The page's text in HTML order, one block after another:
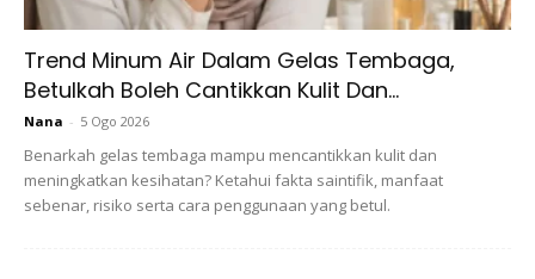
BACAAN DALAM SOLAT ZOHOR & ASAR
Trend Minum Air Dalam Gelas Tembaga,
Betulkah Boleh Cantikkan Kulit Dan...
Nana - 5 Ogo 2026
Benarkah gelas tembaga mampu mencantikkan kulit dan
meningkatkan kesihatan? Ketahui fakta saintifik, manfaat
sebenar, risiko serta cara penggunaan yang betul.